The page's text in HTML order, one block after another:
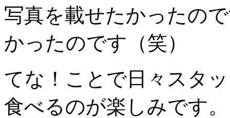
写真を載せたかったの
かったのです（笑）
てな！ことで日々スタ
食べるのが楽しみです